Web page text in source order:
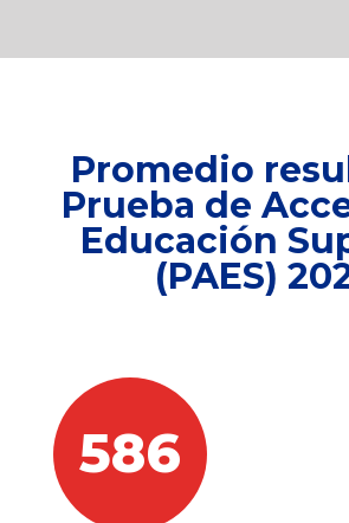
Promedio
Prueba de
Educación
(PAES)
586